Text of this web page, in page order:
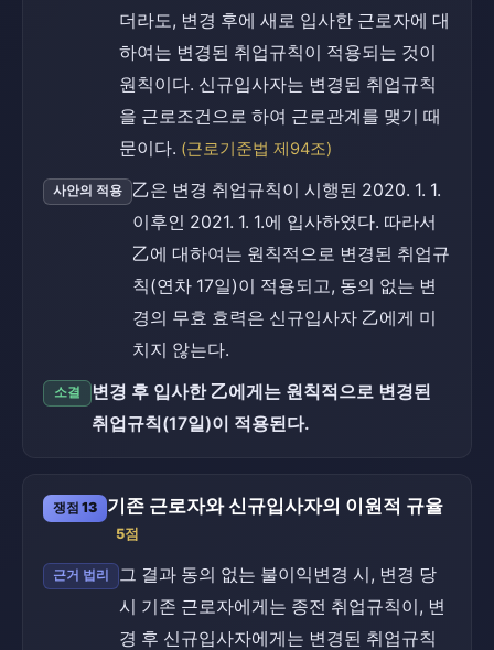
더라도, 변경 후에 새로 입사한 근로자에 대
하여는 변경된 취업규칙이 적용되는 것이
원칙이다. 신규입사자는 변경된 취업규칙
을 근로조건으로 하여 근로관계를 맺기 때
문이다. (근로기준법 제94조)
사안의 적용
乙은 변경 취업규칙이 시행된 2020. 1. 1.
이후인 2021. 1. 1.에 입사하였다. 따라서
乙에 대하여는 원칙적으로 변경된 취업규
칙(연차 17일)이 적용되고, 동의 없는 변
경의 무효 효력은 신규입사자 乙에게 미
치지 않는다.
소결
변경 후 입사한 乙에게는 원칙적으로 변경된
취업규칙(17일)이 적용된다.
쟁점 13 기존 근로자와 신규입사자의 이원적 규율
5점
근거 법리
그 결과 동의 없는 불이익변경 시, 변경 당
시 기존 근로자에게는 종전 취업규칙이, 변
경 후 신규입사자에게는 변경된 취업규칙